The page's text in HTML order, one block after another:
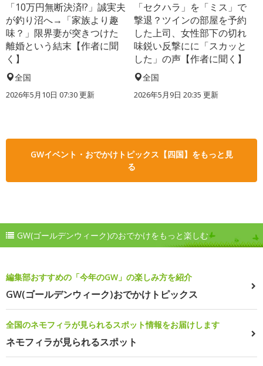
「10万円無断決済!?」誠実夫
が釣り沼へ→「家族より趣
味？」限界妻が突きつけた
離婚という結末【作者に聞
く】
全国
2026年5月10日 07:30 更新
「セクハラ」を「ミス」で
撃退？ツインの部屋を予約
した上司、女性部下の切れ
味鋭い反撃にに「スカッと
した」の声【作者に聞く】
全国
2026年5月9日 20:35 更新
GWイベント・おでかけトピックス【四国】をもっと見
る
GW(ゴールデンウィーク)のおでかけをもっと楽しむ
編集部おすすめの「今年のGW」の楽しみ方を紹介
GW(ゴールデンウィーク)おでかけトピックス
全国のネモフィラが見られるスポット情報をお届けします
ネモフィラが見られるスポット